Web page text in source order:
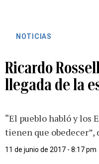
NOTICIAS
Ricardo
llegada de la
“El pueblo habló y los
tienen que obedecer”,
11 de junio de 2017 - 8:17 pm